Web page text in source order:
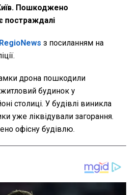
Пошкоджено
постраждалі
RegioNews з посиланням на
дрона пошкодили
будинок у
столиці. У будівлі виникла
уже ліквідували загорання.
офісну будівлю.